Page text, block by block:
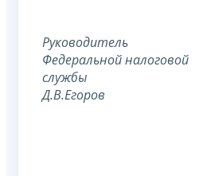
Руководитель
Федеральнойналоговой
службы
Д.В.Егоров